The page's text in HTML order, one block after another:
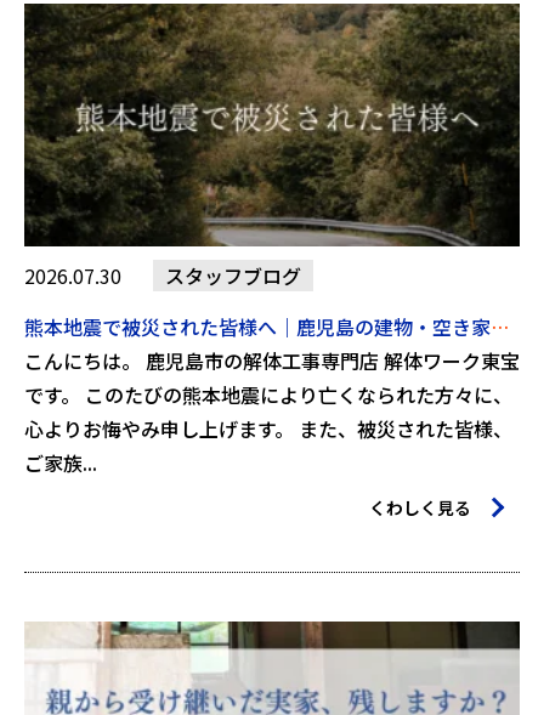
2026.07.30
スタッフブログ
熊本地震で被災された皆様へ｜鹿児島の建物・空き家の安全確認について解体ワーク東宝からのお知らせ【2026年7月30日】
こんにちは。 鹿児島市の解体工事専門店 解体ワーク東宝
です。 このたびの熊本地震により亡くなられた方々に、
心よりお悔やみ申し上げます。 また、被災された皆様、
ご家族...
くわしく見る